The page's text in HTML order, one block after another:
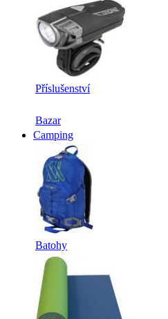
Příslušenství
Bazar
Camping
Batohy